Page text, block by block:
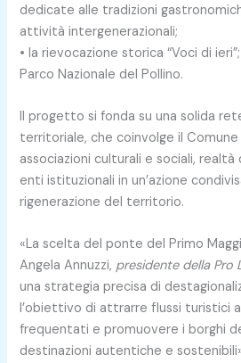
dedicate alle tradizioni
attività intergenerazionali;
• la rievocazione storica “Voci di
Parco Nazionale del Pollino.
Il progetto si fonda su una solida
territoriale, che coinvolge il Comune
associazioni culturali e sociali,
enti istituzionali in un’azione
rigenerazione del territorio.
«La scelta del ponte del Primo
Angela Annuzzi, presidente della Pro
una strategia precisa di
l’obiettivo di attrarre flussi turistici
frequentati e promuovere i borghi
destinazioni autentiche e